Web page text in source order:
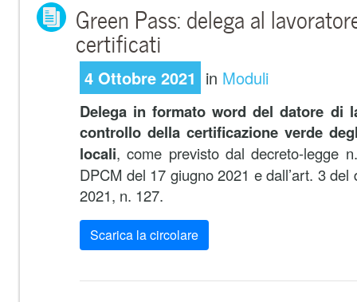
Green Pass: delega al
certificati
4 Ottobre 2021 in Moduli
Delega in formato word del datore di
controllo della certificazione verde
locali, come previsto dal decreto-legge
DPCM del 17 giugno 2021 e dall’art. 3
2021, n. 127.
Scarica la circolare